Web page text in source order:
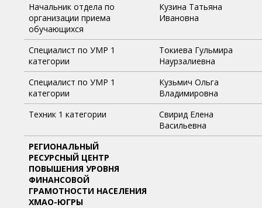
Начальник отдела по
организации приема
обучающихся
Кузина Татьяна
Ивановна
Специалист по УМР 1
категории
Токиева Гульмира
Наурзалиевна
Специалист по УМР 1
категории
Кузьмич Ольга
Владимировна
Техник 1 категории
Свирид Елена
Васильевна
РЕГИОНАЛЬНЫЙ
РЕСУРСНЫЙ ЦЕНТР
ПОВЫШЕНИЯ УРОВНЯ
ФИНАНСОВОЙ
ГРАМОТНОСТИ НАСЕЛЕНИЯ
ХМАО-ЮГРЫ